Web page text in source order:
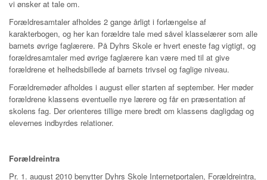
vi ønsker at tale om.
Forældresamtaler afholdes 2 gange årligt i forlængelse af
karakterbogen, og her kan forældre tale med såvel klasselærer som alle
barnets øvrige faglærere. På Dyhrs Skole er hvert eneste fag vigtigt, og
forældresamtaler med øvrige faglærere kan være med til at give
forældrene et helhedsbillede af barnets trivsel og faglige niveau.
Forældremøder afholdes i august eller starten af september. Her møder
forældrene klassens eventuelle nye lærere og får en præsentation af
skolens fag. Der orienteres tillige mere bredt om klassens dagligdag og
elevernes indbyrdes relationer.
Forældreintra
Pr. 1. august 2010 benytter Dyhrs Skole Internetportalen, Forældreintra,